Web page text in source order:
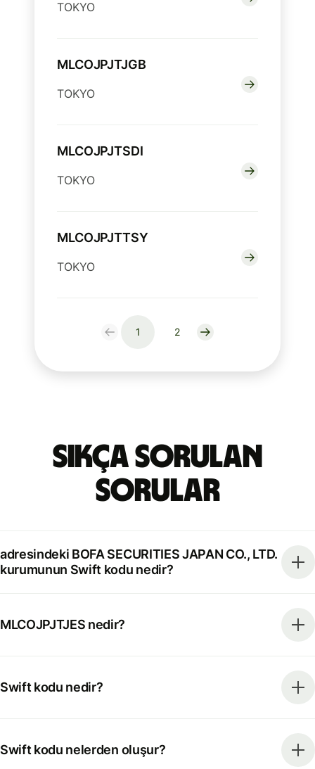
TOKYO
MLCOJPJTJGB
TOKYO
MLCOJPJTSDI
TOKYO
MLCOJPJTTSY
TOKYO
1 2
Sıkça Sorulan
Sorular
adresindeki BOFA SECURITIES JAPAN CO., LTD.
kurumunun Swift kodu nedir?
MLCOJPJTJES nedir?
Swift kodu nedir?
Swift kodu nelerden oluşur?